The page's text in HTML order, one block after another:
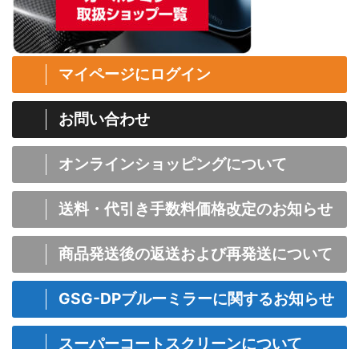
マイページにログイン
お問い合わせ
オンラインショッピングについて
送料・代引き手数料価格改定のお知らせ
商品発送後の返送および再発送について
GSG-DPブルーミラーに関するお知らせ
スーパーコートスクリーンについて